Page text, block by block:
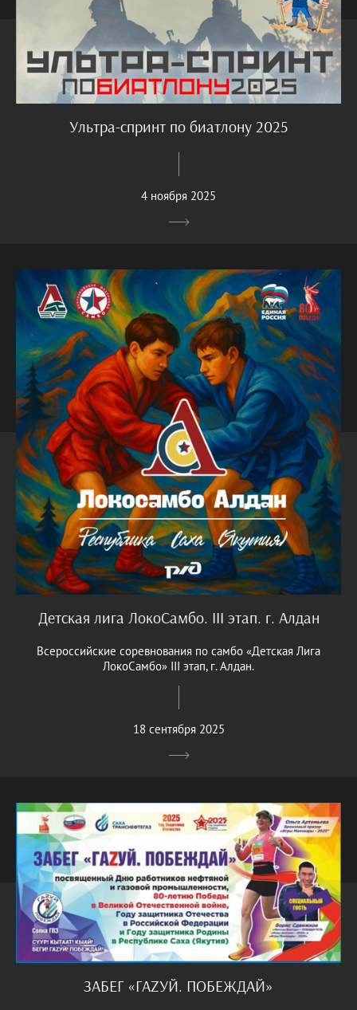
Ультра-спринт по биатлону 2025
4 ноября 2025
Детская лига ЛокоСамбо. III этап. г. Алдан
Всероссийские соревнования по самбо «Детская Лига
ЛокоСамбо» III этап, г. Алдан.
18 сентября 2025
ЗАБЕГ «ГАZУЙ. ПОБЕЖДАЙ»